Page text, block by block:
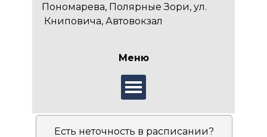
Пономарева, Полярные Зори, ул.
Книповича, Автовокзал
Меню
Есть неточность в расписании?